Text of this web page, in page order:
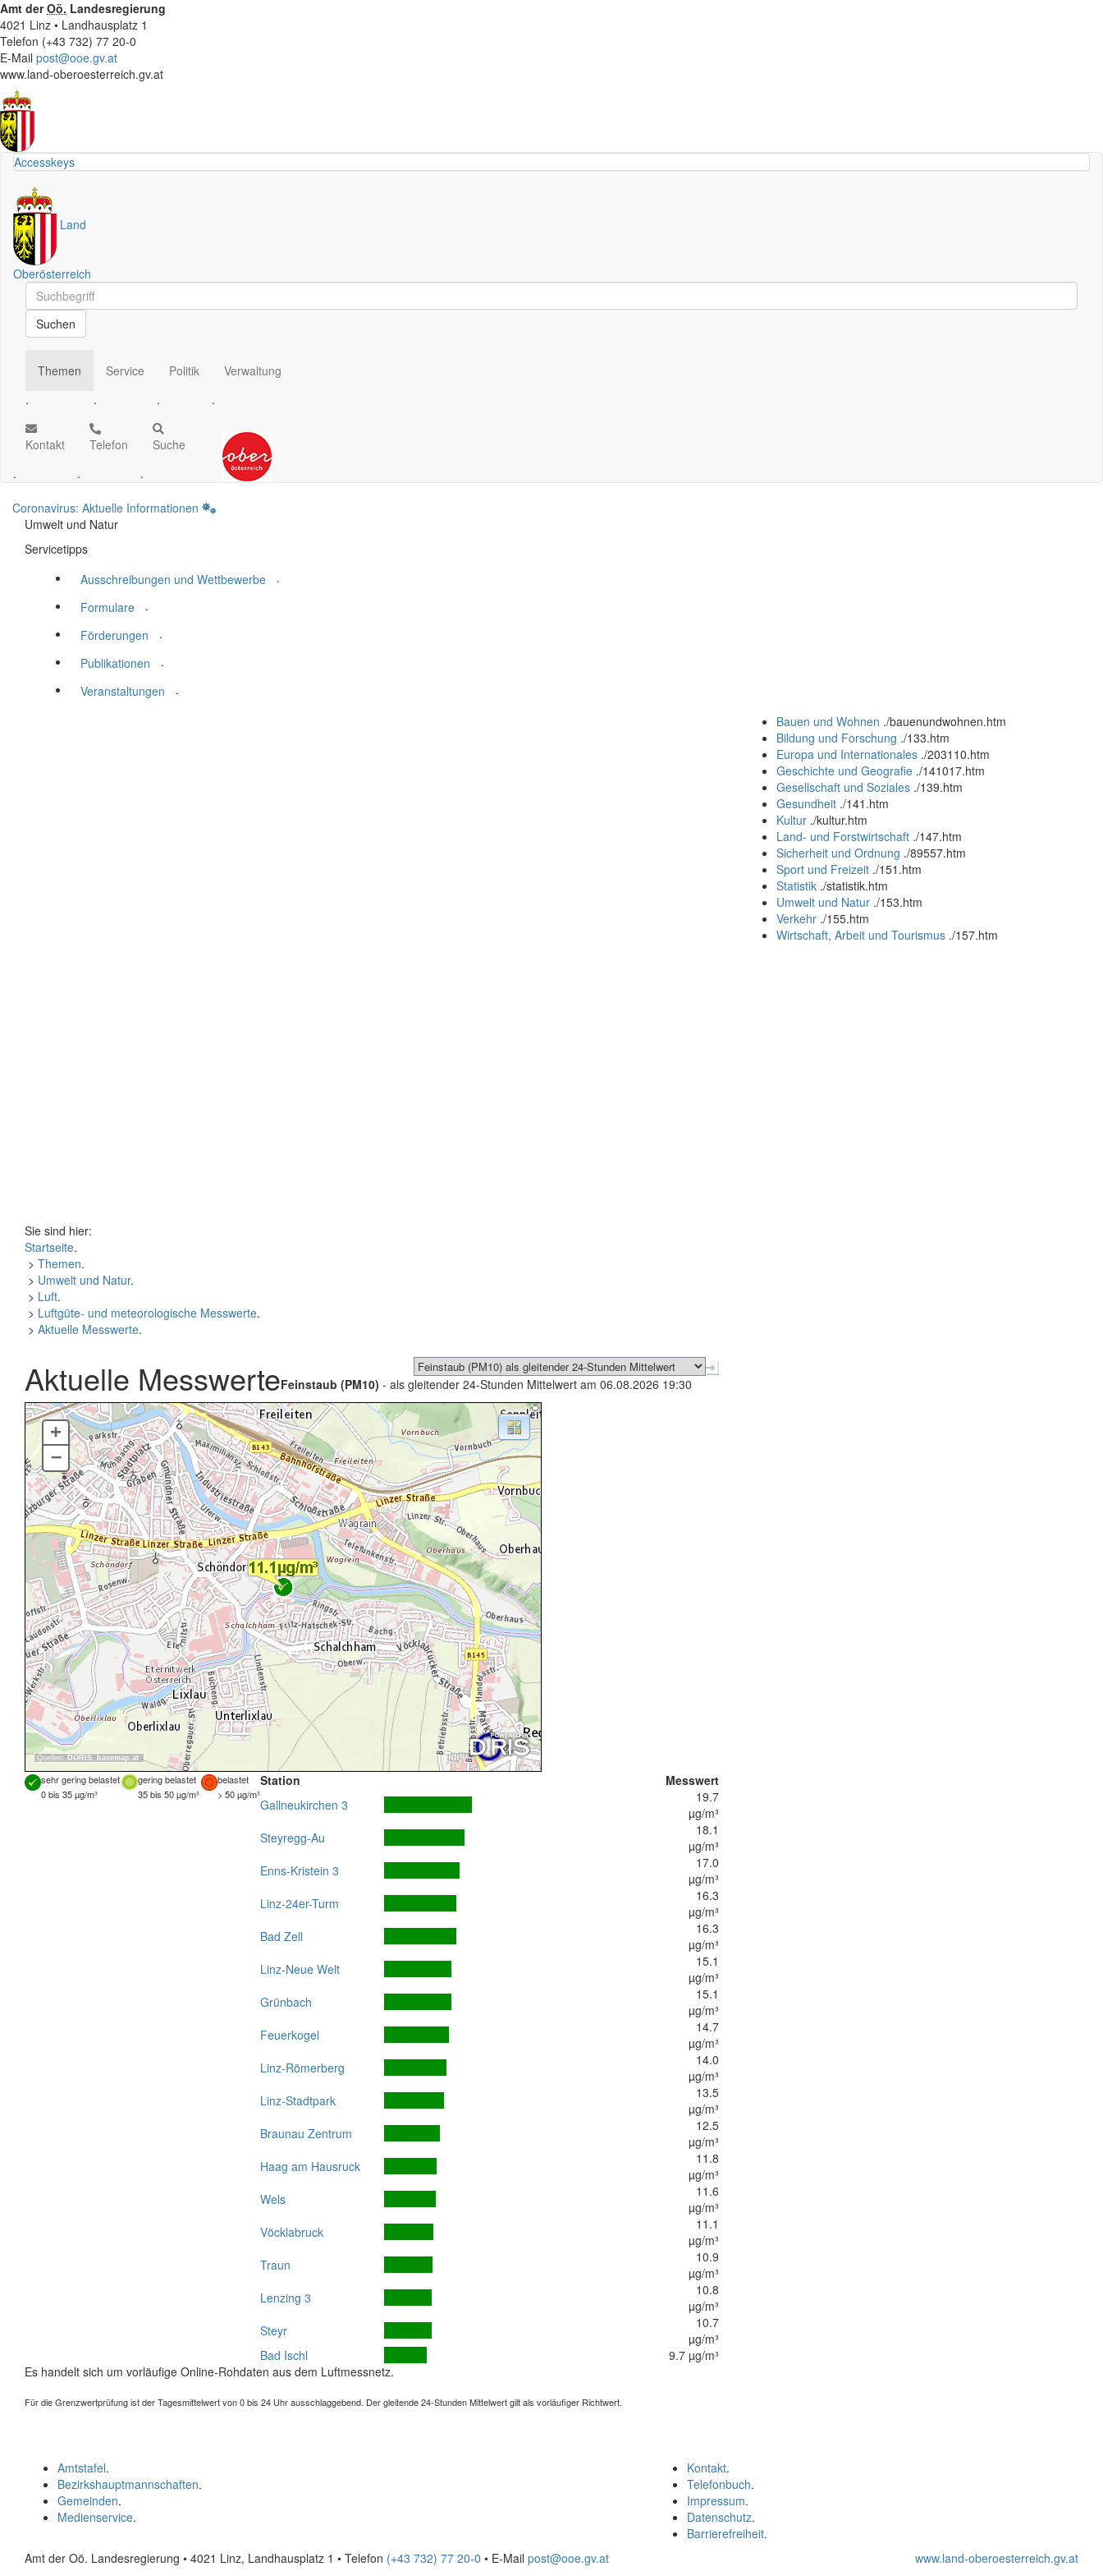
Amt derOö. Landesregierung
4021 Linz • Landhausplatz 1
Telefon (+43 732) 77 20-0
E-Mail post@ooe.gv.at
www.land-oberoesterreich.gv.at
Accesskeys
Land
Oberösterreich
Schnellsuche
Schnellsuche
Suchen
Themen
.
Service
.
Politik
.
Verwaltung
.
Kontakt
.
Telefon
.
Suche
.
Coronavirus: Aktuelle Informationen
Umwelt und Natur
Servicetipps
Ausschreibungen und Wettbewerbe
.
Formulare
.
Förderungen
.
Publikationen
.
Veranstaltungen
.
Bauen und Wohnen ./bauenundwohnen.htm
Bildung und Forschung ./133.htm
Europa und Internationales ./203110.htm
Geschichte und Geografie ./141017.htm
Gesellschaft und Soziales ./139.htm
Gesundheit ./141.htm
Kultur ./kultur.htm
Land- und Forstwirtschaft ./147.htm
Sicherheit und Ordnung ./89557.htm
Sport und Freizeit ./151.htm
Statistik ./statistik.htm
Umwelt und Natur ./153.htm
Verkehr ./155.htm
Wirtschaft, Arbeit und Tourismus ./157.htm
Sie sind hier:
Startseite.
> Themen.
> Umwelt und Natur.
> Luft.
> Luftgüte- und meteorologische Messwerte.
> Aktuelle Messwerte.
Aktuelle MesswerteFeinstaub (PM10) - als gleitender 24-Stunden Mittelwert am 06.08.2026 19:30
Quellen: DORIS, basemap.at
+
–
sehr gering belastet gering belastet
belastet
0 bis 35 µg/m³
35 bis 50 µg/m³ > 50 µg/m³
Station
Messwert
Gallneukirchen 3
19.7
µg/m³
Steyregg-Au
18.1
µg/m³
Enns-Kristein 3
17.0
µg/m³
Linz-24er-Turm
16.3
µg/m³
Bad Zell
16.3
µg/m³
Linz-Neue Welt
15.1
µg/m³
Grünbach
15.1
µg/m³
Feuerkogel
14.7
µg/m³
Linz-Römerberg
14.0
µg/m³
Linz-Stadtpark
13.5
µg/m³
Braunau Zentrum
12.5
µg/m³
Haag am Hausruck
11.8
µg/m³
Wels
11.6
µg/m³
Vöcklabruck
11.1
µg/m³
Traun
10.9
µg/m³
Lenzing 3
10.8
µg/m³
Steyr
10.7
µg/m³
Bad Ischl
9.7 µg/m³
Es handelt sich um vorläufige Online-Rohdaten aus dem Luftmessnetz.
Für die Grenzwertprüfung ist der Tagesmittelwert von 0 bis 24 Uhr ausschlaggebend. Der gleitende 24-Stunden Mittelwert gilt als vorläufiger Richtwert.
Kontakt.
Telefonbuch.
Impressum.
Datenschutz.
Barrierefreiheit.
Amtstafel.
Bezirkshauptmannschaften.
Gemeinden.
Medienservice.
Amt der Oö. Landesregierung • 4021 Linz, Landhausplatz 1 • Telefon (+43 732) 77 20-0 • E-Mail post@ooe.gv.at www.land-oberoesterreich.gv.at